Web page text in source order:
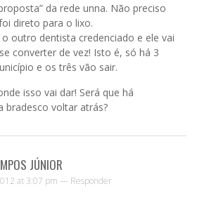
da rede unna. Não preciso
direto para o lixo.
outro dentista credenciado e ele vai
converter de vez! Isto é, só há 3
e os três vão sair.
isso vai dar! Será que há
bradesco voltar atrás?
JÚNIOR
at 3:07 pm — Responder